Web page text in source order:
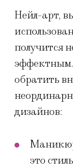
Нейл-арт,
получится
эффектным.
обратить
дизайнов:
это